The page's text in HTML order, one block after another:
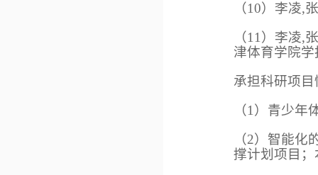
（10）李凌,
（11）李凌,
津体育学院学
承担科研项目
（1） 青少年
（2）智能
撑计划项目；